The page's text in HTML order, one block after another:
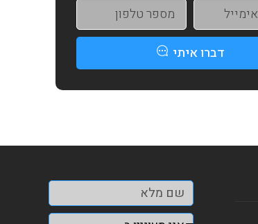
דברו איתי